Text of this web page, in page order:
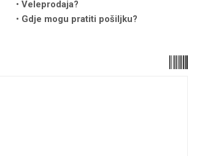
Veleprodaja?
Gdje mogu pratiti pošiljku?